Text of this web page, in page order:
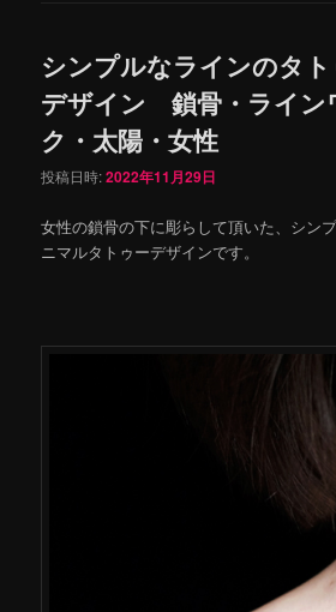
シンプルなラインのタ
デザイン 鎖骨・ライン
ク・太陽・女性
投稿日時:2022年11月29日
女性の鎖骨の下に彫らして頂いた、シン
ニマルタトゥーデザインです。